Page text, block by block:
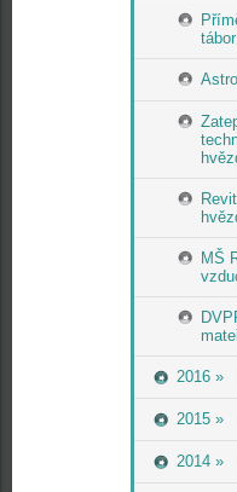
tábor
MŠ
2016 »
2015 »
2014 »